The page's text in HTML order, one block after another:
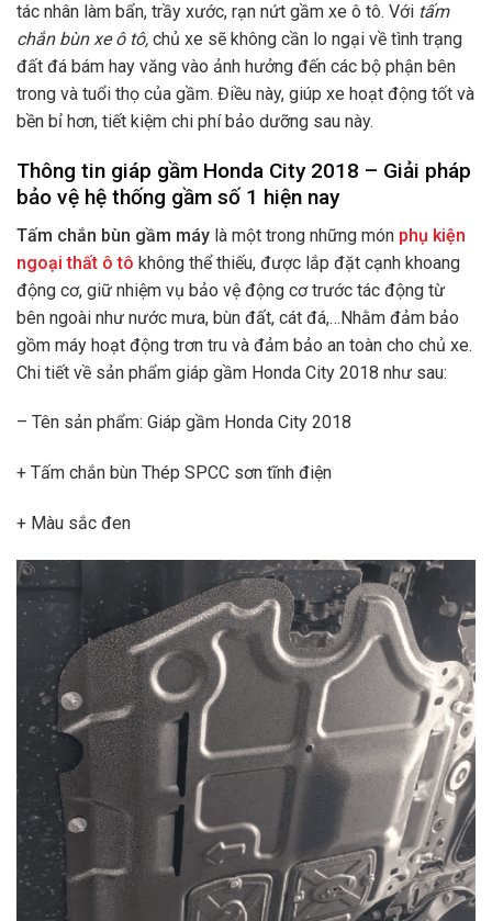
tác nhân làm bẩn, trầy xước, rạn nứt gầm xe ô tô. Với tấm
chắn bùn xe ô tô, chủ xe sẽ không cần lo ngại về tình trạng
đất đá bám hay văng vào ảnh hưởng đến các bộ phận bên
trong và tuổi thọ của gầm. Điều này, giúp xe hoạt động tốt và
bền bỉ hơn, tiết kiệm chi phí bảo dưỡng sau này.
Thông tin giáp gầm Honda City 2018 – Giải pháp
bảo vệ hệ thống gầm số 1 hiện nay
Tấm chắn bùn gầm máy là một trong những món phụ kiện
ngoại thất ô tô không thể thiếu, được lắp đặt cạnh khoang
động cơ, giữ nhiệm vụ bảo vệ động cơ trước tác động từ
bên ngoài như nước mưa, bùn đất, cát đá,…Nhằm đảm bảo
gồm máy hoạt động trơn tru và đảm bảo an toàn cho chủ xe.
Chi tiết về sản phẩm giáp gầm Honda City 2018 như sau:
– Tên sản phẩm: Giáp gầm Honda City 2018
+ Tấm chắn bùn Thép SPCC sơn tĩnh điện
+ Màu sắc đen